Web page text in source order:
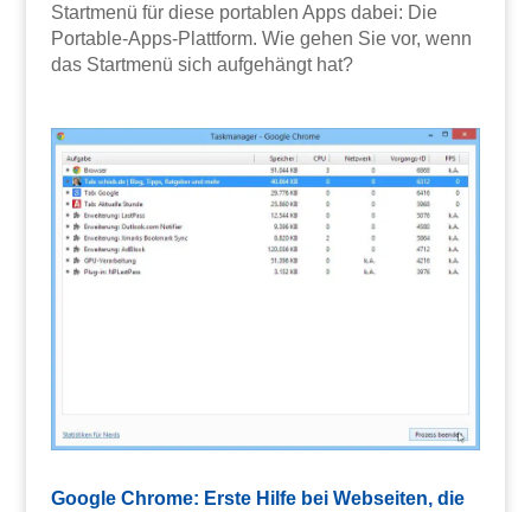
Startmenü für diese portablen Apps dabei: Die
Portable-Apps-Plattform. Wie gehen Sie vor, wenn
das Startmenü sich aufgehängt hat?
Google Chrome: Erste Hilfe bei Webseiten, die